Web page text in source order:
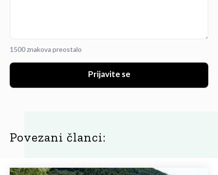
1500 znakova preostalo
Prijavite se
Povezani članci: